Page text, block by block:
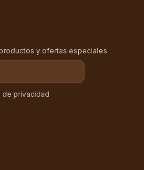
y ofertas especiales
de privacidad